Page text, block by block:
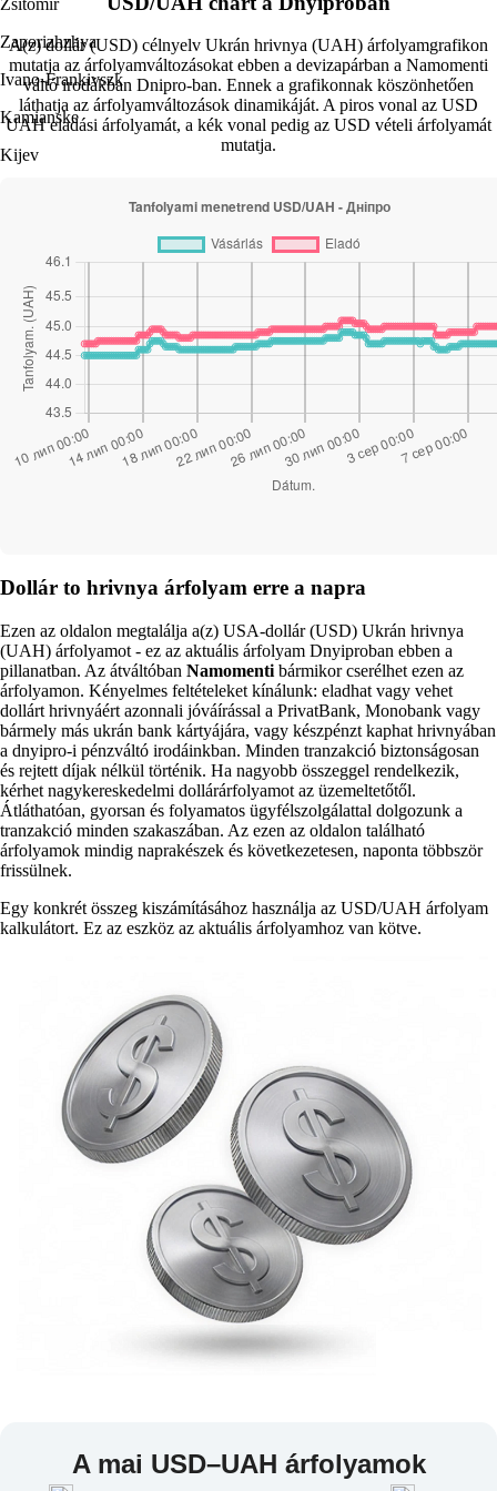
Zsitomir
Zaporizhzhya
Ivano-Frankivszk
Kamianske
Kijev
Poltava
Ungvár
Khmelnytsky
Csernyivci
A(z) dollár (USD) célnyelv Ukrán hrivnya (UAH) árfolyamgrafikon
mutatja az árfolyamváltozásokat ebben a devizapárban a Namomenti
váltó irodákban Dnipro-ban. Ennek a grafikonnak köszönhetően
láthatja az árfolyamváltozások dinamikáját. A piros vonal az USD
UAH eladási árfolyamát, a kék vonal pedig az USD vételi árfolyamát
mutatja.
Dollár to hrivnya árfolyam erre a napra
Ezen az oldalon megtalálja a(z) USA-dollár (USD) Ukrán hrivnya
(UAH) árfolyamot - ez az aktuális árfolyam Dnyiproban ebben a
pillanatban. Az átváltóban Namomenti bármikor cserélhet ezen az
árfolyamon. Kényelmes feltételeket kínálunk: eladhat vagy vehet
dollárt hrivnyáért azonnali jóváírással a PrivatBank, Monobank vagy
bármely más ukrán bank kártyájára, vagy készpénzt kaphat hrivnyában
a dnyipro-i pénzváltó irodáinkban. Minden tranzakció biztonságosan
és rejtett díjak nélkül történik. Ha nagyobb összeggel rendelkezik,
kérhet nagykereskedelmi dollárárfolyamot az üzemeltetőtől.
Átláthatóan, gyorsan és folyamatos ügyfélszolgálattal dolgozunk a
tranzakció minden szakaszában. Az ezen az oldalon található
árfolyamok mindig naprakészek és következetesen, naponta többször
frissülnek.
Egy konkrét összeg kiszámításához használja az USD/UAH árfolyam
kalkulátort. Ez az eszköz az aktuális árfolyamhoz van kötve.
A mai USD–UAH árfolyamok